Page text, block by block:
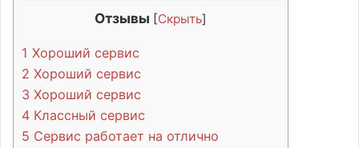
Отзывы [Скрыть]
1 Хороший сервис
2 Хороший сервис
3 Хороший сервис
4 Классный сервис
5 Сервис работает на отлично